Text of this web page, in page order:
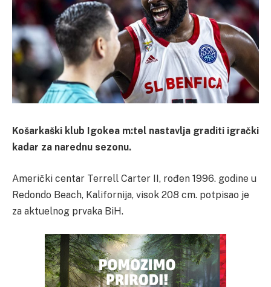
Košarkaški klub Igokea m:tel nastavlja graditi igrački
kadar za narednu sezonu.
Američki centar Terrell Carter II, rođen 1996. godine u
Redondo Beach, Kalifornija, visok 208 cm. potpisao je
za aktuelnog prvaka BiH.